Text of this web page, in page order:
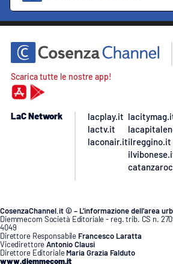
Scarica tutte le nostre app!
LaC Network
lacplay.it
lactv.it
laconair.itilreggino.it
CosenzaChannel.it © – L’informazione dell’area
Diemmecom Società Editoriale - reg. trib. CS n.
4049
Direttore Responsabile Francesco Laratta
VicedirettoreAntonio Clausi
Direttore Editoriale Maria Grazia Falduto
www.diemmecom.it